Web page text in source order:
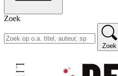
Zoek
Zoek